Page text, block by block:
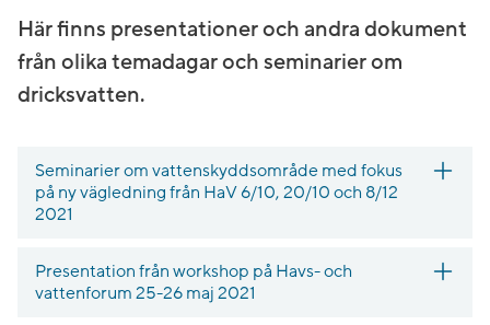
Här finns presentationer och andra dokument
från olika temadagar och seminarier om
dricksvatten.
Seminarier om vattenskyddsområde med fokus
på ny vägledning från HaV 6/10, 20/10 och 8/12
2021
Presentation från workshop på Havs- och
vattenforum 25-26 maj 2021